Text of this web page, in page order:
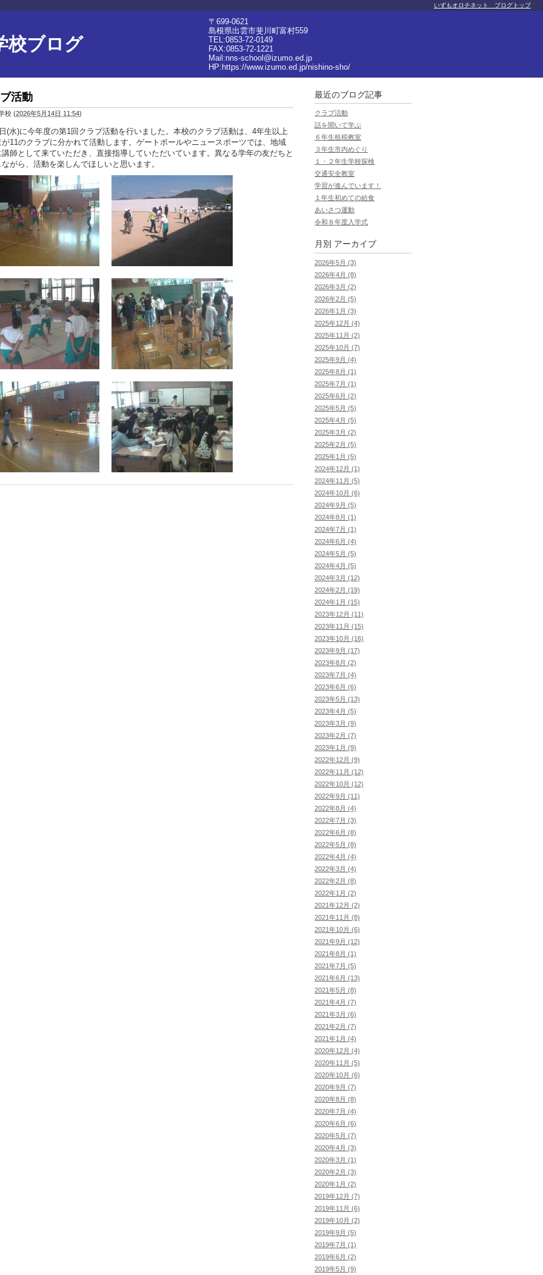
校ブログ
〒699-0621
島根県出雲市斐川町富村559
TEL:0853-72-0149
FAX:0853-72-1221
Mail:nns-school@izumo.ed.jp
HP: https://www.izumo.ed.jp/nishino-sho/
いずもオロチネット ブログトップ
活動
校 (2026年5月14日 11:54)
(水)に今年度の第1回クラブ活動を行いました。本校のクラブ活動は、4年生以上
11のクラブに分かれて活動します。ゲートボールやニュースポーツでは、地域
師として来ていただき、直接指導していただいています。異なる学年の友だちと
がら、活動を楽しんでほしいと思います。
最近のブログ記事
クラブ活動
話を聞いて学ぶ
６年生租税教室
３年生市内めぐり
１・２年生学校探検
交通安全教室
学習が進んでいます！
１年生初めての給食
あいさつ運動
令和８年度入学式
月別 アーカイブ
2026年5月 (3)
2026年4月 (8)
2026年3月 (2)
2026年2月 (5)
2026年1月 (3)
2025年12月 (4)
2025年11月 (2)
2025年10月 (7)
2025年9月 (4)
2025年8月 (1)
2025年7月 (1)
2025年6月 (2)
2025年5月 (5)
2025年4月 (5)
2025年3月 (2)
2025年2月 (5)
2025年1月 (5)
2024年12月 (1)
2024年11月 (5)
2024年10月 (6)
2024年9月 (5)
2024年8月 (1)
2024年7月 (1)
2024年6月 (4)
2024年5月 (5)
2024年4月 (5)
2024年3月 (12)
2024年2月 (19)
2024年1月 (15)
2023年12月 (11)
2023年11月 (15)
2023年10月 (16)
2023年9月 (17)
2023年8月 (2)
2023年7月 (4)
2023年6月 (6)
2023年5月 (13)
2023年4月 (5)
2023年3月 (9)
2023年2月 (7)
2023年1月 (9)
2022年12月 (9)
2022年11月 (12)
2022年10月 (12)
2022年9月 (11)
2022年8月 (4)
2022年7月 (3)
2022年6月 (8)
2022年5月 (8)
2022年4月 (4)
2022年3月 (4)
2022年2月 (8)
2022年1月 (2)
2021年12月 (2)
2021年11月 (8)
2021年10月 (6)
2021年9月 (12)
2021年8月 (1)
2021年7月 (5)
2021年6月 (13)
2021年5月 (8)
2021年4月 (7)
2021年3月 (6)
2021年2月 (7)
2021年1月 (4)
2020年12月 (4)
2020年11月 (5)
2020年10月 (6)
2020年9月 (7)
2020年8月 (8)
2020年7月 (4)
2020年6月 (6)
2020年5月 (7)
2020年4月 (3)
2020年3月 (1)
2020年2月 (3)
2020年1月 (2)
2019年12月 (7)
2019年11月 (6)
2019年10月 (2)
2019年9月 (5)
2019年7月 (1)
2019年6月 (2)
2019年5月 (9)